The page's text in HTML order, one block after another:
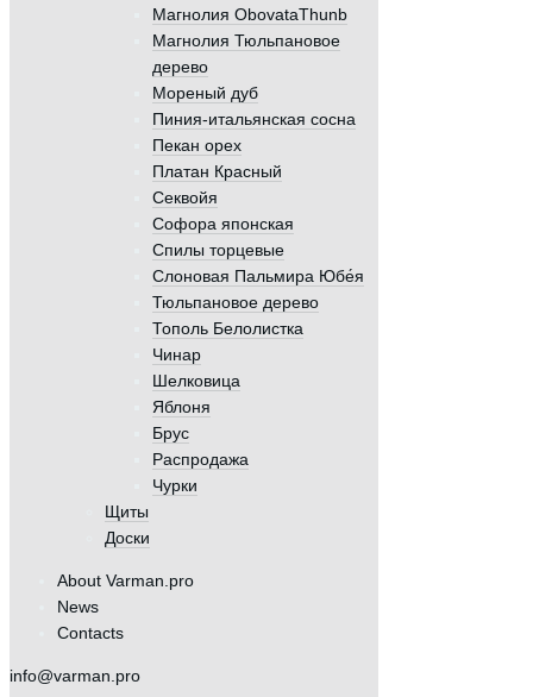
Магнолия ObovataThunb
Магнолия Тюльпановое
дерево
Мореный дуб
Пиния-итальянская сосна
Пекан орех
Платан Красный
Секвойя
Софора японская
Спилы торцевые
Слоновая Пальмира Юбе́я
Тюльпановое дерево
Тополь Белолистка
Чинар
Шелковица
Яблоня
Брус
Распродажа
Чурки
Щиты
Доски
About Varman.pro
News
Contacts
info@varman.pro